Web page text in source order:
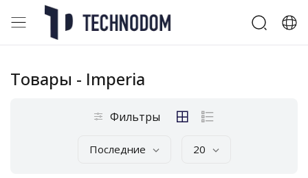
Товары - Imperia
Фильтры
Последние 20